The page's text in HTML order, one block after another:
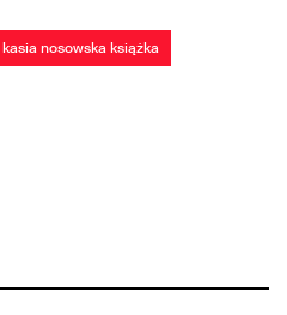
kasia nosowska książka